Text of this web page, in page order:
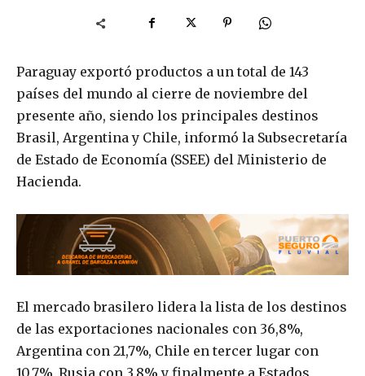
Paraguay exportó productos a un total de 143
países del mundo al cierre de noviembre del
presente año, siendo los principales destinos
Brasil, Argentina y Chile, informó la Subsecretaría
de Estado de Economía (SSEE) del Ministerio de
Hacienda.
El mercado brasilero lidera la lista de los destinos
de las exportaciones nacionales con 36,8%,
Argentina con 21,7%, Chile en tercer lugar con